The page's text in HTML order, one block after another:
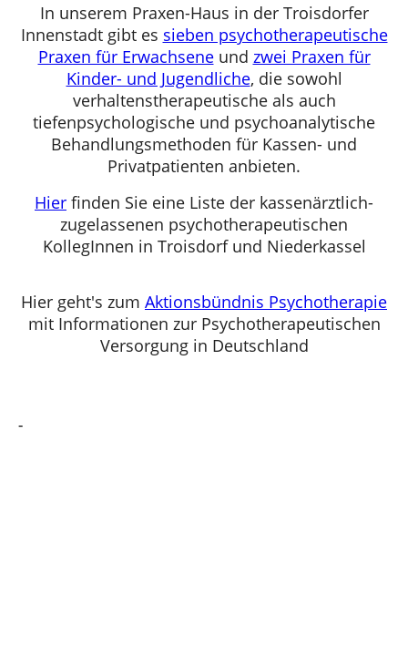
In unserem Praxen-Haus in der Troisdorfer
Innenstadt gibt es sieben psychotherapeutische
Praxen für Erwachseneund zwei Praxen für
Kinder- und Jugendliche, die sowohl
verhaltenstherapeutische als auch
tiefenpsychologische und psychoanalytische
Behandlungsmethoden für Kassen- und
Privatpatienten anbieten.
Hier finden Sie eine Liste der kassenärztlich-
zugelassenen psychotherapeutischen
KollegInnen in Troisdorf und Niederkassel
Hier geht's zum Aktionsbündnis Psychotherapie
mit Informationen zur Psychotherapeutischen
Versorgung in Deutschland
-